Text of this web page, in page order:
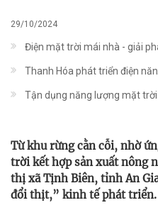
29/10/2024
Điện mặt trời mái nhà - giải
Thanh Hóa phát triển điện
Tận dụng năng lượng mặt trời
Từ khu rừng cằn cỗi, nhờ
trời kết hợp sản xuất nông
thị xã Tịnh Biên, tỉnh An
đổi thịt,” kinh tế phát triển.